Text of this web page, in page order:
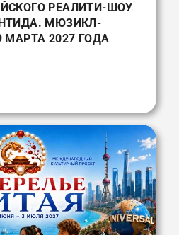
РЕАЛИТИ-ШОУ
МЮЗИКЛ-
МАРТА 2027 ГОДА